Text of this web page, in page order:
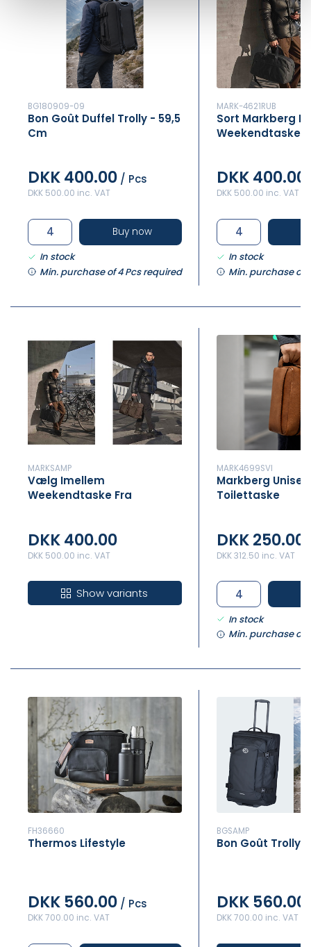
BG180909-09
Bon Goût Duffel Trolly - 59,5
Cm
DKK 400.00 / Pcs
DKK 500.00 inc. VAT
Buy now
In stock
Min. purchase of 4 Pcs required
MARK-4621RUB
Sort Markberg
Weekendtaske
DKK 400.00
DKK 500.00 inc. VAT
In stock
Min. purchase of
MARKSAMP
Vælg Imellem
Weekendtaske Fra
DKK 400.00
DKK 500.00 inc. VAT
Show variants
MARK4699SVI
Markberg Unisex
Toilettaske
DKK 250.00
DKK 312.50 inc. VAT
In stock
Min. purchase of
FH36660
Thermos Lifestyle
DKK 560.00 / Pcs
DKK 700.00 inc. VAT
BGSAMP
Bon Goût Trolly
DKK 560.00
DKK 700.00 inc. VAT